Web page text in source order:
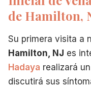
de Hamilton,
Su primera visita a
Hamilton, NJ es
Hadaya realizará
discutirá sus